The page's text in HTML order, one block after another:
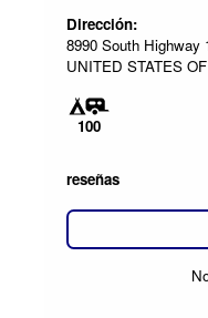
Dirección:
8990 South Highway
UNITED STATES
100
reseñas